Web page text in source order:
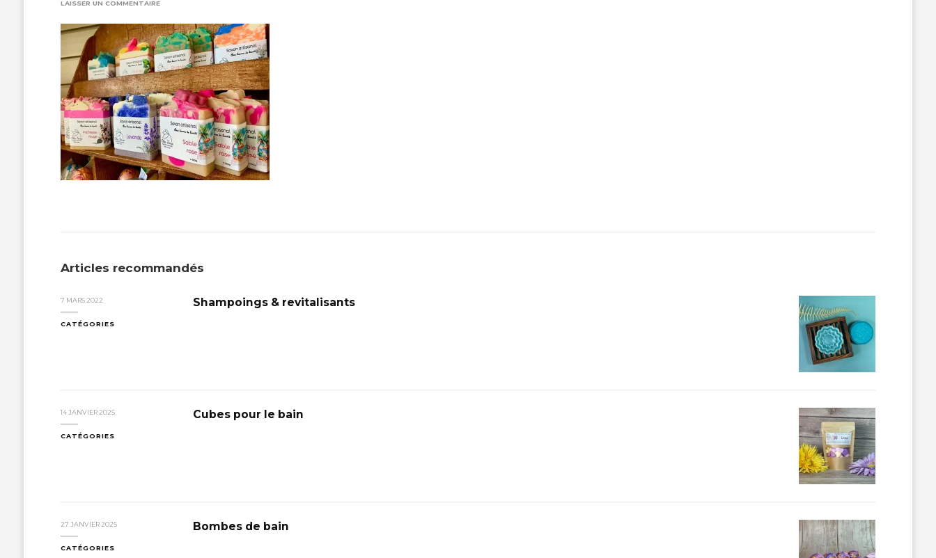
LAISSER UN COMMENTAIRESUR
Articles recommandés
7 MARS 2022
CATÉGORIES
Shampoings & revitalisants
14 JANVIER 2025
CATÉGORIES
Cubes pour le bain
27 JANVIER 2025
CATÉGORIES
Bombes de bain